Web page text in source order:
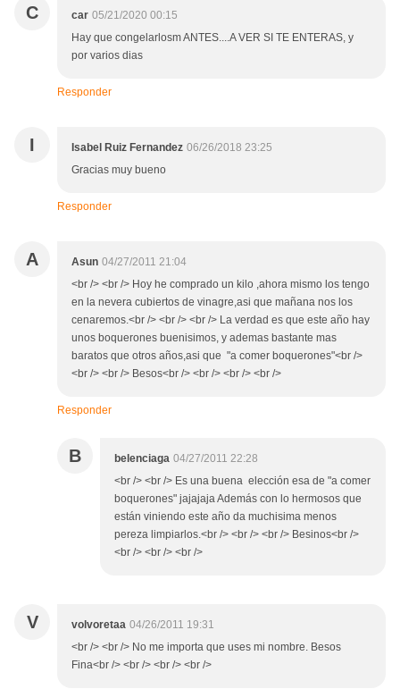
C car 05/21/2020 00:15
Hay que congelarlosm ANTES....A VER SI TE ENTERAS, y
por varios dias
Responder
I Isabel Ruiz Fernandez 06/26/2018 23:25
Gracias muy bueno
Responder
A Asun 04/27/2011 21:04
<br /> <br /> Hoy he comprado un kilo ,ahora mismo los tengo
en la nevera cubiertos de vinagre,asi que mañana nos los
cenaremos.<br /> <br /> <br /> La verdad es que este año hay
unos boquerones buenisimos, y ademas bastante mas
baratos que otros años,asi que "a comer boquerones"<br />
<br /> <br /> Besos<br /> <br /> <br /> <br />
Responder
B belenciaga 04/27/2011 22:28
<br /> <br /> Es una buena elección esa de "a comer
boquerones" jajajaja Además con lo hermosos que
están viniendo este año da muchisima menos
pereza limpiarlos.<br /> <br /> <br /> Besinos<br />
<br /> <br /> <br />
V volvoretaa 04/26/2011 19:31
<br /> <br /> No me importa que uses mi nombre. Besos
Fina<br /> <br /> <br /> <br />